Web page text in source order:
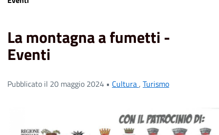
La montagna a fumetti -
Eventi
Pubblicato il 20 maggio 2024 • Cultura, Turismo